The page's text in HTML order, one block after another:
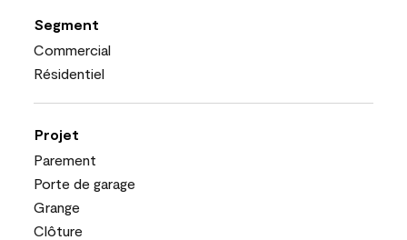
Segment
Commercial
Résidentiel
Projet
Parement
Porte de garage
Grange
Clôture